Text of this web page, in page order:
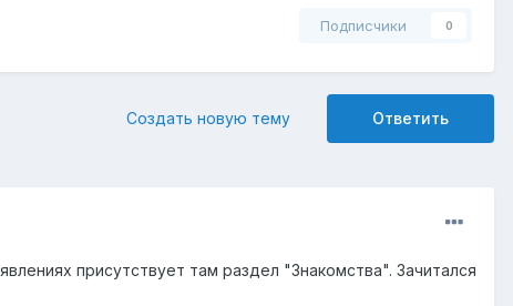
Подписчики 0
Ответить
Создать новую тему
присутствует там раздел "Знакомства". Зачитался